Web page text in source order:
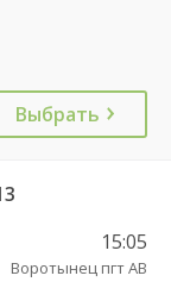
Выбрать
15:05
Воротынец пгт АВ